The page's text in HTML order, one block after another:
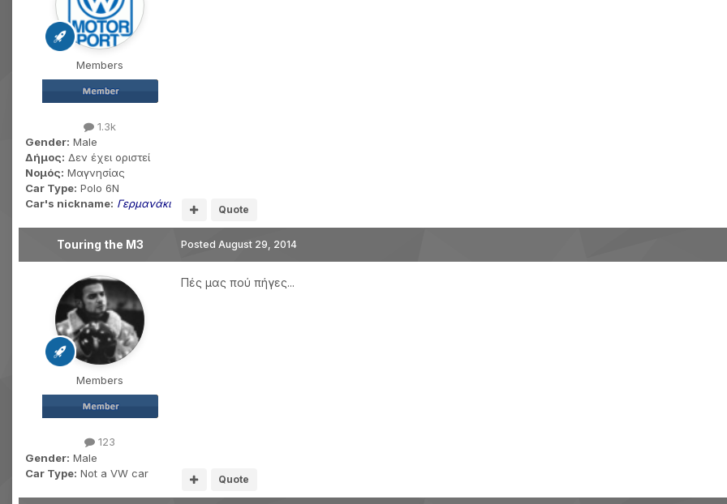
Members
1.3k
Gender: Male
Δήμος: Δεν έχει οριστεί
Νομός: Μαγνησίας
Car Type: Polo 6N
Car's nickname: Γερμανάκι Quote
Touring the M3
Members
123
Gender: Male
Car Type: Not a VW car
Posted August 29, 2014
Πές μας πού πήγες...
Quote